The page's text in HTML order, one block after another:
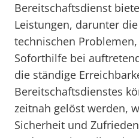
Bereitschaftsdienst
Leistungen, darunter
technischen
Soforthilfe bei
die ständige
Bereitschaftsdienstes
zeitnah gelöst werden,
Sicherheit und